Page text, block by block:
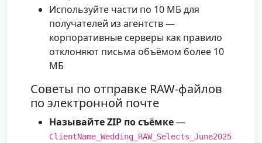
Используйте части по 10 МБ для
получателей из агентств —
корпоративные серверы как правило
отклоняют письма объёмом более 10
МБ
Советы по отправке RAW-файлов
по электронной почте
Называйте ZIP по съёмке—
ClientName_Wedding_RAW_Selects_June2025